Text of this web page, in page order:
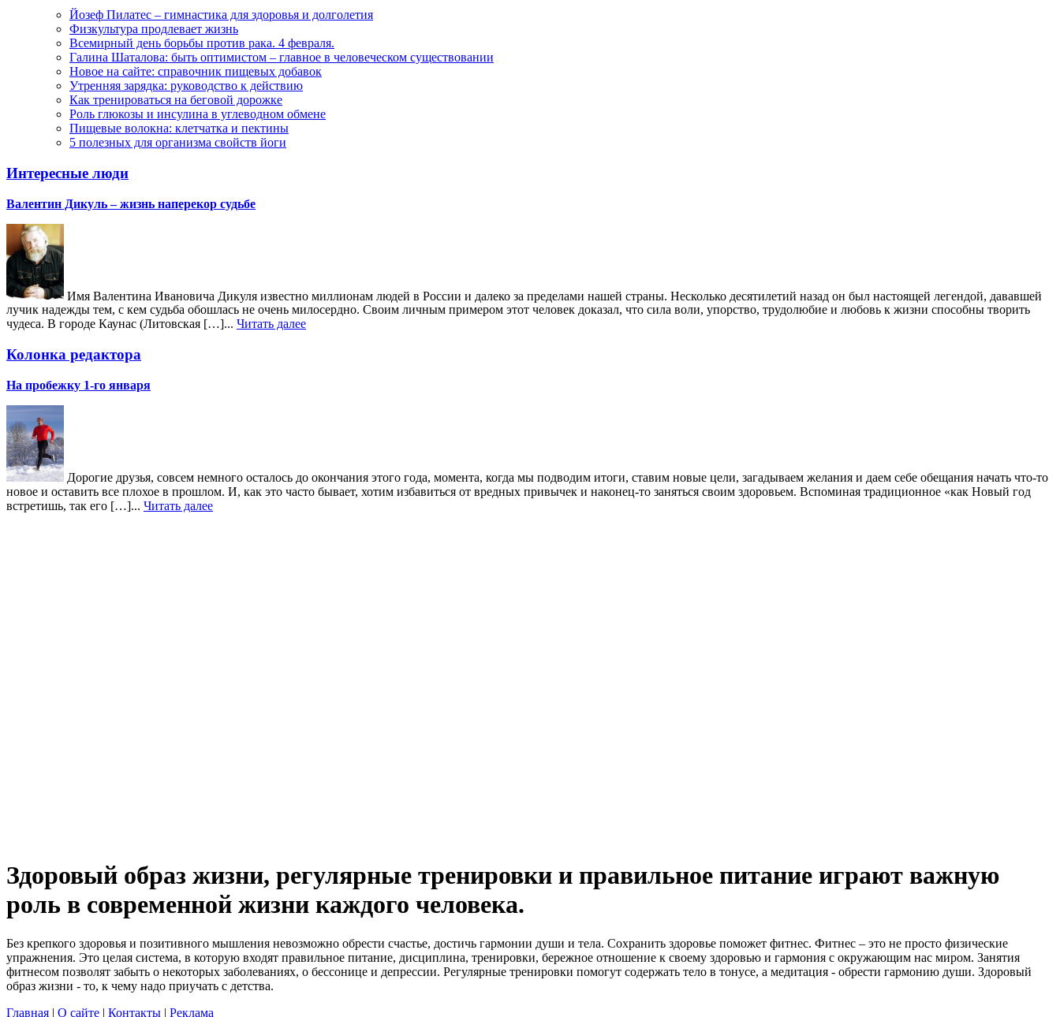
Йозеф Пилатес – гимнастика для здоровья и долголетия
Физкультура продлевает жизнь
Всемирный день борьбы против рака. 4 февраля.
Галина Шаталова: быть оптимистом – главное в человеческом существовании
Новое на сайте: справочник пищевых добавок
Утренняя зарядка: руководство к действию
Как тренироваться на беговой дорожке
Роль глюкозы и инсулина в углеводном обмене
Пищевые волокна: клетчатка и пектины
5 полезных для организма свойств йоги
Интересные люди
Валентин Дикуль – жизнь наперекор судьбе
Имя Валентина Ивановича Дикуля известно миллионам людей в России и далеко за пределами нашей страны. Несколько десятилетий назад он был настоящей легендой, дававшей
лучик надежды тем, с кем судьба обошлась не очень милосердно. Своим личным примером этот человек доказал, что сила воли, упорство, трудолюбие и любовь к жизни способны творить
чудеса. В городе Каунас (Литовская […]... Читать далее
Колонка редактора
На пробежку 1-го января
Дорогие друзья, совсем немного осталось до окончания этого года, момента, когда мы подводим итоги, ставим новые цели, загадываем желания и даем себе обещания начать что-то
новое и оставить все плохое в прошлом. И, как это часто бывает, хотим избавиться от вредных привычек и наконец-то заняться своим здоровьем. Вспоминая традиционное «как Новый год
встретишь, так его […]... Читать далее
Здоровый образ жизни, регулярные тренировки и правильное питание играют важную
роль в современной жизни каждого человека.
Без крепкого здоровья и позитивного мышления невозможно обрести счастье, достичь гармонии души и тела. Сохранить здоровье поможет фитнес. Фитнес – это не просто физические
упражнения. Это целая система, в которую входят правильное питание, дисциплина, тренировки, бережное отношение к своему здоровью и гармония с окружающим нас миром. Занятия
фитнесом позволят забыть о некоторых заболеваниях, о бессонице и депрессии. Регулярные тренировки помогут содержать тело в тонусе, а медитация - обрести гармонию души. Здоровый
образ жизни - то, к чему надо приучать с детства.
Главная | О сайте | Контакты | Реклама